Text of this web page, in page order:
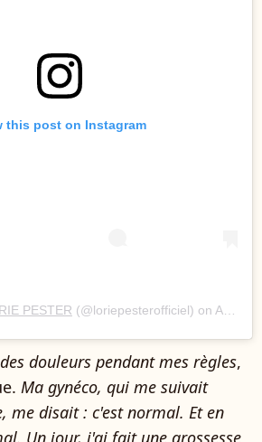
this post on Instagram
PESTER (@loriepesterofficiel) on Aug 20, 2018 at 6:05am PDT
douleurs pendant mes règles,
Ma gynéco, qui me suivait
me disait : c'est normal. Et en